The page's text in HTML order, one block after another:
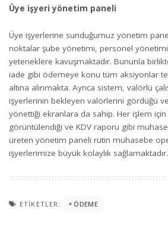
Üye işyeri yönetim paneli
Üye işyerlerine sunduğumuz yönetim
noktalar şube yönetimi, personel
yeteneklere kavuşmaktadır. Bununla
iade gibi ödemeye konu tüm aksiyonlar
altına alınmakta. Ayrıca sistem, valörlü
işyerlerinin bekleyen valörlerini gördüğü ve
yönettiği ekranlara da sahip. Her işlem
görüntülendiği ve KDV raporu gibi
üreten yönetim paneli rutin muhasebe
işyerlerimize büyük kolaylık
ETIKETLER: ÖDEME